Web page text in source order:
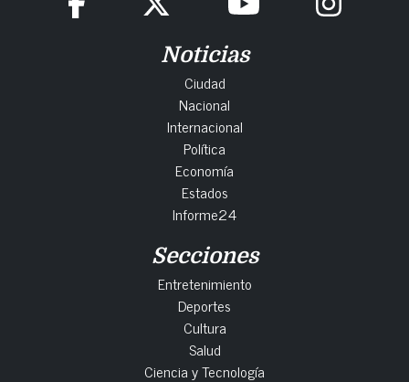
Noticias
Ciudad
Nacional
Internacional
Política
Economía
Estados
Informe24
Secciones
Entretenimiento
Deportes
Cultura
Salud
Ciencia y Tecnología